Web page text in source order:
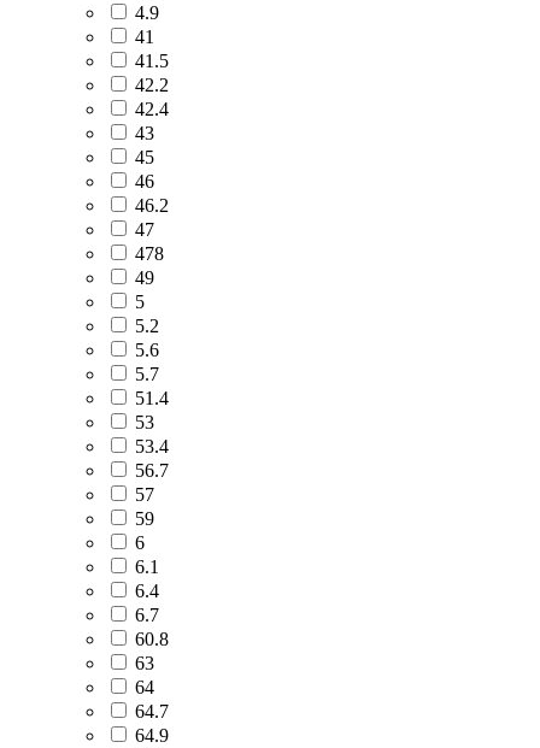
4.9
41
41.5
42.2
42.4
43
45
46
46.2
47
478
49
5
5.2
5.6
5.7
51.4
53
53.4
56.7
57
59
6
6.1
6.4
6.7
60.8
63
64
64.7
64.9